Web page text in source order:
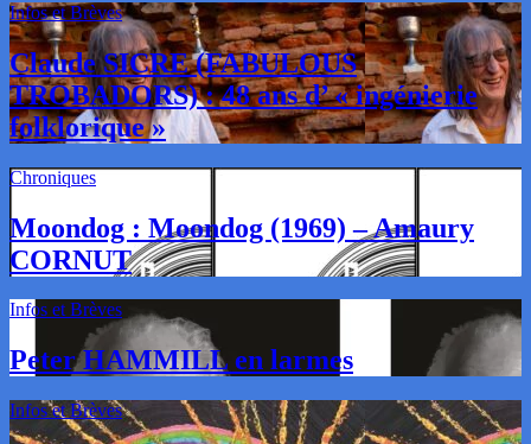
Infos et Brèves
Claude SICRE (FABULOUS
TROBADORS) : 48 ans d’ « ingénierie
folklorique »
Chroniques
Moondog : Moondog (1969) – Amaury
CORNUT
Infos et Brèves
Peter HAMMILL en larmes
Infos et Brèves